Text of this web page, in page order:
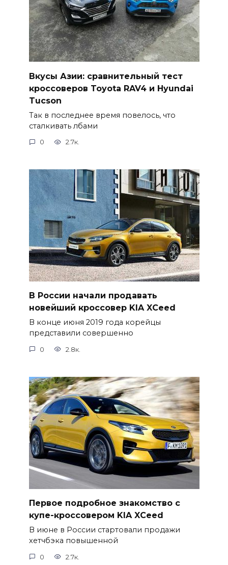
Вкусы Азии: сравнительный тест
кроссоверов Toyota RAV4 и Hyundai
Tucson
Так в последнее время повелось, что
сталкивать лбами
0 2.7к.
В России начали продавать
новейший кроссовер KIA XCeed
В конце июня 2019 года корейцы
представили совершенно
0 2.8к.
Первое подробное знакомство с
купе-кроссовером KIA XCeed
В июне в России стартовали продажи
хетчбэка повышенной
0 2.7к.